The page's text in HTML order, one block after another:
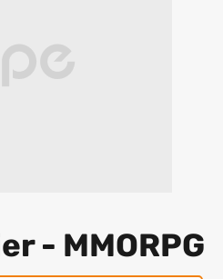
- MMORPG